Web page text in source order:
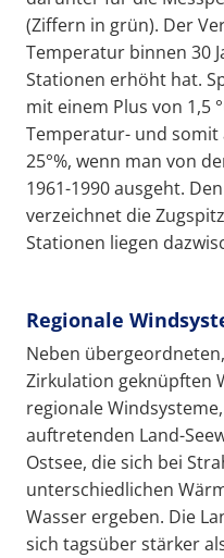
(Ziffern in grün). Der
Temperatur binnen 30
Stationen erhöht hat.
mit einem Plus von 1,5
Temperatur- und somit
25°%, wenn man von
1961-1990 ausgeht.
verzeichnet die
Stationen liegen
Regionale
Neben
Zirkulation geknüpften
regionale
auftretenden Land-
Ostsee, die sich bei
unterschiedlichen
Wasser ergeben. Die
sich tagsüber stärker